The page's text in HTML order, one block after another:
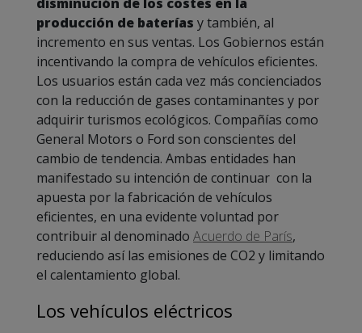
disminución de los costes en la
producción de baterías y también, al
incremento en sus ventas. Los Gobiernos están
incentivando la compra de vehículos eficientes.
Los usuarios están cada vez más concienciados
con la reducción de gases contaminantes y por
adquirir turismos ecológicos. Compañías como
General Motors o Ford son conscientes del
cambio de tendencia. Ambas entidades han
manifestado su intención de continuar con la
apuesta por la fabricación de vehículos
eficientes, en una evidente voluntad por
contribuir al denominado Acuerdo de París,
reduciendo así las emisiones de CO2 y limitando
el calentamiento global.
Los vehículos eléctricos